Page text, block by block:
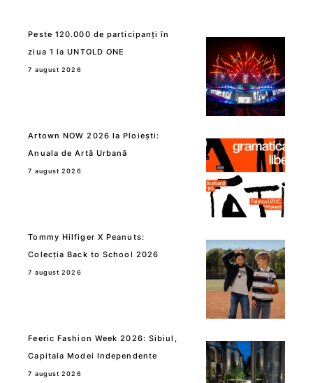
Peste 120.000 de participanți în
ziua 1 la UNTOLD ONE
7 august 2026
Artown NOW 2026 la Ploiești:
Anuala de Artă Urbană
7 august 2026
Tommy Hilfiger X Peanuts:
Colecția Back to School 2026
7 august 2026
Feeric Fashion Week 2026: Sibiul,
Capitala Modei Independente
7 august 2026